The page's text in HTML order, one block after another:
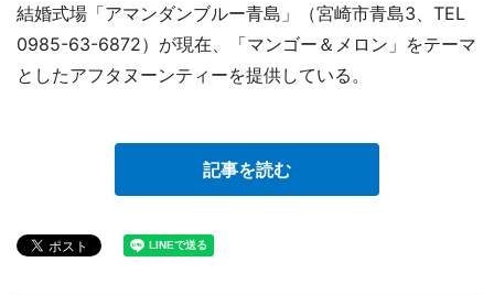
結婚式場「アマンダンブルー青島」（宮崎市青島3、TEL
0985-63-6872）が現在、「マンゴー＆メロン」をテーマ
としたアフタヌーンティーを提供している。
記事を読む